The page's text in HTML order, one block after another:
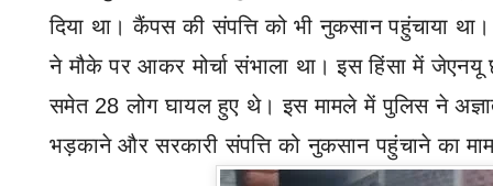
दिया था। कैंपस की संपत्ति को भी नुकसान पहुंचाया
ने मौके पर आकर मोर्चा संभाला था। इस हिंसा में जेएनयू
समेत 28 लोग घायल हुए थे। इस मामले में पुलिस ने
भड़काने और सरकारी संपत्ति को नुकसान पहुंचाने का